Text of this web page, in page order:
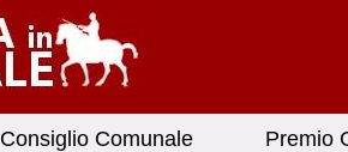
Consiglio Comunale Premio